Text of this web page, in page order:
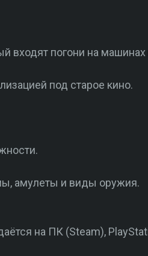
входят погони на
под старое кино.
амулеты и виды оружия.
на ПК (Steam),